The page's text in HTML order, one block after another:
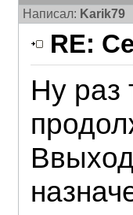
Написал: Karik79
RE:
Ну раз